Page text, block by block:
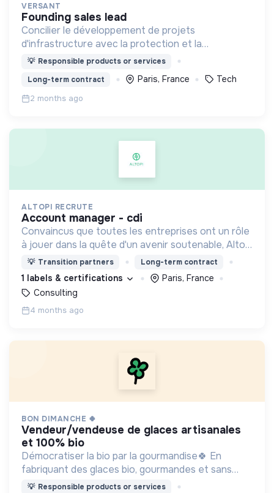
VERSANT
founding sales lead
Concilier le développement de projets
d'infrastructure avec la protection et la
restauration de la biodiversité.
💡 Responsible products or services
Long-term contract
Paris, France Tech
2 months ago
ALTOPI RECRUTE
account manager - cdi
Convaincus que toutes les entreprises ont un rôle
à jouer dans la quête d'un avenir soutenable, Altopi
s’est donnée pour mission de les accompagner
pour parvenir ensemble à une société plus durable.
💡 Transition partners Long-term contract
1 labels & certifications
Paris, France
Consulting
4 months ago
BON DIMANCHE 🍀
vendeur/vendeuse de glaces artisanales
et 100% bio
Démocratiser la bio par la gourmandise🍀 En
fabriquant des glaces bio, gourmandes et sans
additif 🍦
💡 Responsible products or services